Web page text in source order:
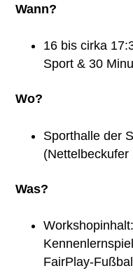
Wann?
16 bis cirka
Sport & 30
Wo?
Sporthalle der
(Nettelbeckufer
Was?
FairPlay-